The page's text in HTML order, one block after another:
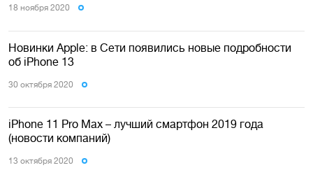
18 ноября 2020
Новинки Apple: в Сети появились новые подробности
об iPhone 13
30 октября 2020
iPhone 11 Pro Max – лучший смартфон 2019 года
(новости компаний)
13 октября 2020